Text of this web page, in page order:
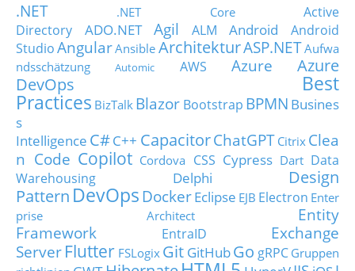
.NET .NET Core
Active
Directory
ADO.NET Agil ALM Android
Android
StudioAngularAnsible ArchitekturASP.NETAufwa
ndsschätzung
Automic AWS Azure
Azure
DevOps
Best
Practices BizTalk Blazor Bootstrap BPMN Busines
s
Intelligence C#C++ CapacitorChatGPT Citrix Clea
n Code Copilot Cordova CSS Cypress Dart Data
Warehousing
Delphi
Design
Pattern DevOps DockerEclipse EJB Electron Enter
prise Architect
Entity
Framework
EntraID
Exchange
Server Flutter FSLogix Git GitHubGo gRPC Gruppen